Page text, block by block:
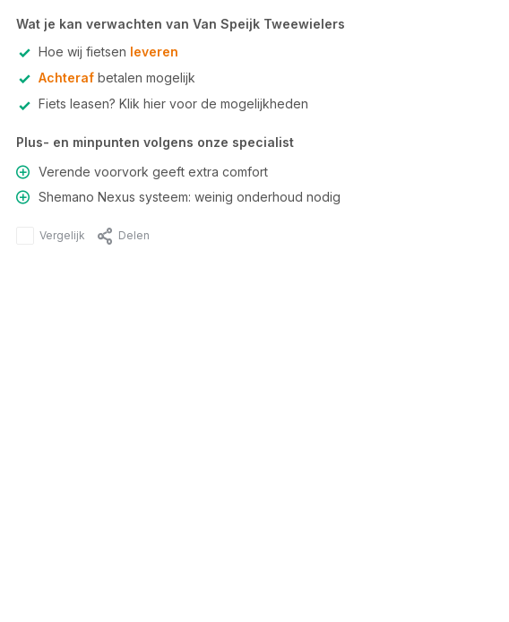
Wat je kan verwachten van Van Speijk Tweewielers
Hoe wij fietsen leveren
Achterafbetalen mogelijk
Fiets leasen? Klik hier voor de mogelijkheden
Plus- en minpunten volgens onze specialist
Verende voorvork geeft extra comfort
Shemano Nexus systeem: weinig onderhoud nodig
Vergelijk Delen